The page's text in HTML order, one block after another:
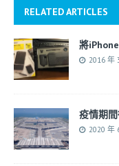
RELATED ARTICLES
將
2016 年
疫情期
2020 年